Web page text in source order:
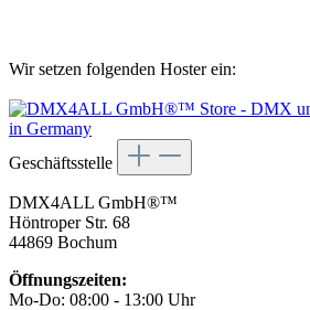
Wir setzen folgenden Hoster ein:
Geschäftsstelle
DMX4ALL GmbH®™
Höntroper Str. 68
44869 Bochum
Öffnungszeiten:
Mo-Do: 08:00 - 13:00 Uhr